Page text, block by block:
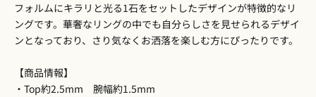
フォルムにキラリと光る1石をセットしたデザインが特徴的なリ
ングです。華奢なリングの中でも自分らしさを見せられるデザイ
ンとなっており、さり気なくお洒落を楽しむ方にぴったりです。
【商品情報】
・Top約2.5mm 腕幅約1.5mm